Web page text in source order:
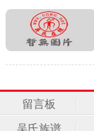
留言板
吴氏族谱